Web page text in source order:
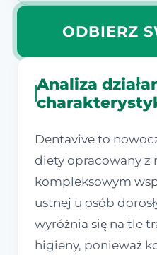
ODBIERZ
Analiza
Dentavive to
diety opracowany z
kompleksowym
ustnej u osób
wyróżnia się na tle
higieny, ponieważ